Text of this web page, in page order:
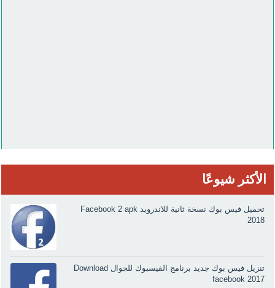
الأكثر شيوعًا
تحميل فيس بوك نسخة ثانية للاندرويد Facebook 2 apk
2018
تنزيل فيس بوك جديد برنامج الفيسبوك للجوال Download
facebook 2017